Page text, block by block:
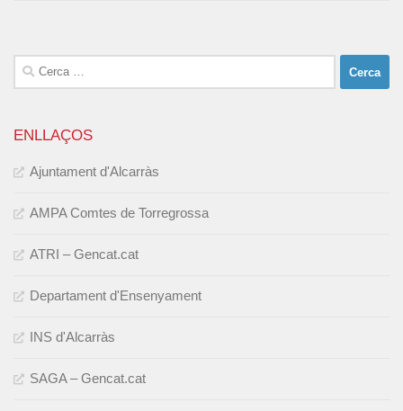
Cerca:
ENLLAÇOS
Ajuntament d'Alcarràs
AMPA Comtes de Torregrossa
ATRI – Gencat.cat
Departament d'Ensenyament
INS d'Alcarràs
SAGA – Gencat.cat